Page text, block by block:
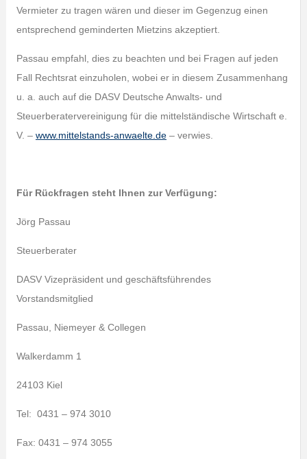
Vermieter zu tragen wären und dieser im Gegenzug einen
entsprechend geminderten Mietzins akzeptiert.
Passau empfahl, dies zu beachten und bei Fragen auf jeden
Fall Rechtsrat einzuholen, wobei er in diesem Zusammenhang
u. a. auch auf die DASV Deutsche Anwalts- und
Steuerberatervereinigung für die mittelständische Wirtschaft e.
V. – www.mittelstands-anwaelte.de– verwies.
Für Rückfragen steht Ihnen zur Verfügung:
Jörg Passau
Steuerberater
DASV Vizepräsident und geschäftsführendes
Vorstandsmitglied
Passau, Niemeyer & Collegen
Walkerdamm 1
24103 Kiel
Tel: 0431 – 974 3010
Fax: 0431 – 974 3055